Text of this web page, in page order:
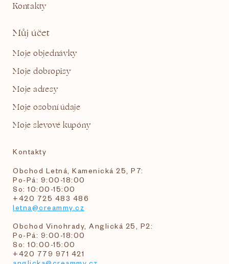
Kontakty
Můj účet
Moje objednávky
Moje dobropisy
Moje adresy
Moje osobní údaje
Moje slevové kupóny
Kontakty
Obchod Letná, Kamenická 25, P7:
Po-Pá: 9:00-18:00
So: 10:00-15:00
+420 725 483 486
letna@creammy.cz
Obchod Vinohrady, Anglická 25, P2:
Po-Pá: 9:00-18:00
So: 10:00-15:00
+420 779 971 421